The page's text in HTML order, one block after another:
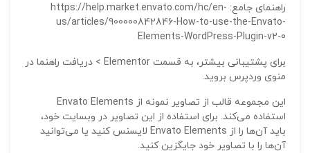
راهنمای جامع: https://help.market.envato.com/hc/en-
us/articles/900000842846-How-to-use-the-Envato-
Elements-WordPress-Plugin-v2-0
برای پشتیبانی بیشتر، به قسمت Elementor > دریافت راهنما در
منوی وردپرس بروید.
این مجموعه قالب از تصاویر نمونه از Envato Elements
استفاده می‌کند. برای استفاده از این تصاویر در وبسایت خود،
باید آن‌ها را از Envato Elements لایسنس کنید یا می‌توانید
آن‌ها را با تصاویر خود جایگزین کنید.